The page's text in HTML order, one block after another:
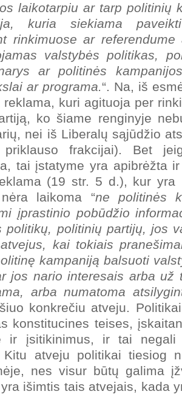
laikotarpiu ar tarp politinių
kuria siekiama
rinkimuose ar referendume
valstybės politikas,
ar politinės
ar programa.“. Na, iš
reklama, kuri agituoja per
ko šiame renginyje
nei iš Liberalų sąjūdžio
priklauso frakcijai). Bet
tai įstatyme yra apibrėžta
(19 str. 5 d.), kur yra
laikoma “ne politinės
įprastinio pobūdžio
politikų, politinių partijų, jos
kai tokiais
kampaniją balsuoti
jos nario interesais arba už
arba numatoma
konkrečiu atveju.
konstitucines teises,
ir įsitikinimus, ir tai
Kitu atveju politikai tiesiog
nes visur būtų galima
išimtis tais atvejais, kada